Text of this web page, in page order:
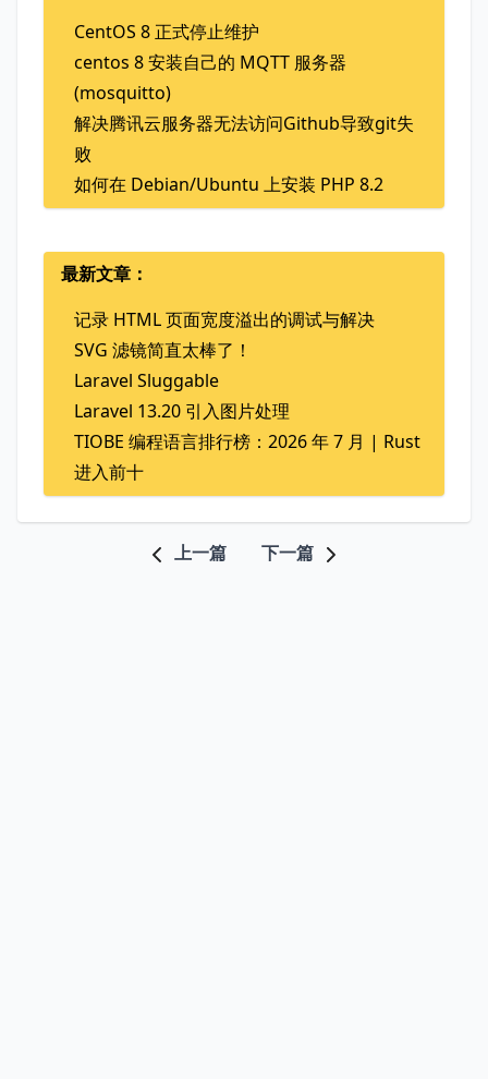
CentOS 8 正式停止维护
centos 8 安装自己的 MQTT 服务器
(mosquitto)
解决腾讯云服务器无法访问Github导致git失
败
如何在 Debian/Ubuntu 上安装 PHP 8.2
最新文章：
记录 HTML 页面宽度溢出的调试与解决
SVG 滤镜简直太棒了！
Laravel Sluggable
Laravel 13.20 引入图片处理
TIOBE 编程语言排行榜：2026 年 7 月 | Rust
进入前十
上一篇 下一篇